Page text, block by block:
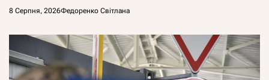
8 Серпня, 2026Федоренко Світлана